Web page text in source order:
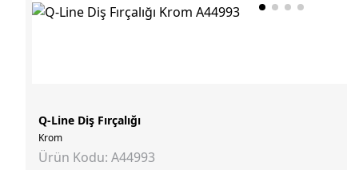
Q-Line Diş Fırçalığı
Krom
Ürün Kodu: A44993